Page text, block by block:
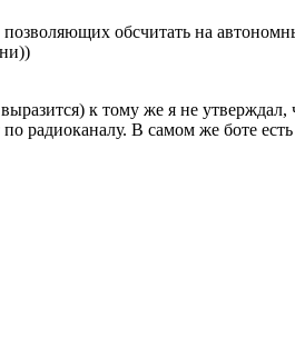
обсчитать на
к тому же я не утверждал,
радиоканалу. В самом же боте есть